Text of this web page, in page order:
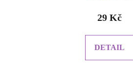
29 Kč
DETAIL